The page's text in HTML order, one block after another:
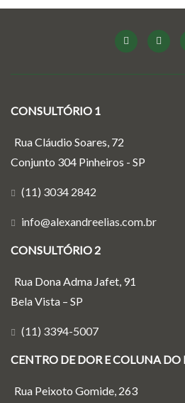
CONSULTÓRIO 1
Rua Cláudio Soares, 72
Conjunto 304 Pinheiros - SP
(11) 3034 2842
info@alexandreelias.com.br
CONSULTÓRIO 2
Rua Dona Adma Jafet, 91
Bela Vista – SP
(11) 3394-5007
CENTRO DE DOR E COLUNA
Rua Peixoto Gomide, 263